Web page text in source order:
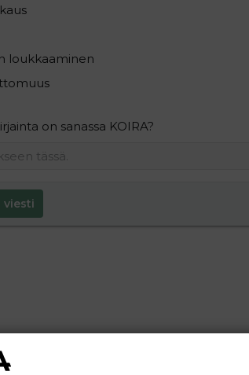
loukkaaminen
on sanassa KOIRA?
viesti